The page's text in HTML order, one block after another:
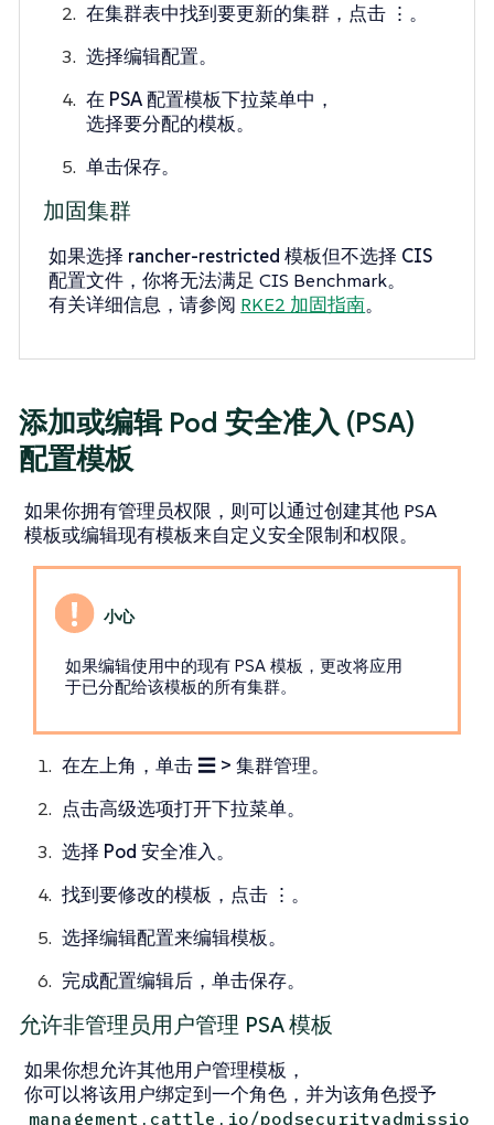
在集群表中找到要更新的集群，点击 ⋮ 。
选择编辑配置。
在 PSA 配置模板下拉菜单中，
选择要分配的模板。
单击保存。
加固集群
如果选择 rancher-restricted 模板但不选择 CIS
配置文件 ，你将无法满足 CIS Benchmark。
有关详细信息，请参阅 RKE2 加固指南。
添加或编辑 Pod 安全准入 (PSA)
配置模板
如果你拥有管理员权限，则可以通过创建其他 PSA
模板或编辑现有模板来自定义安全限制和权限。
如果编辑使用中的现有 PSA 模板，更改将应用​​
于已分配给该模板的所有集群。
在左上角，单击 ☰ > 集群管理。
点击高级选项打开下拉菜单。
选择 Pod 安全准入。
找到要修改的模板，点击 ⋮ 。
选择编辑配置来编辑模板。
完成配置编辑后，单击保存。
允许非管理员用户管理 PSA 模板
如果你想允许其他用户管理模板，
你可以将该用户绑定到一个角色，并为该角色授予
management.cattle.io/podsecurityadmissio